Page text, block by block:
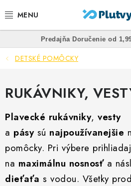
na
PLÁVANIE
FREEDIVING
SPEARFISHING
POTÁPANIE
OBLEČENIE
Predajňa• Doručenie od
DETSKÉ POMÔCKY
RUKÁVNIKY,
Plavecké rukávniky, vesty
a pásy sú najpoužívanejšie
pomôcky. Pri výbere
na maximálnu nosnosťa
dieťaťa s vodou. Všetky